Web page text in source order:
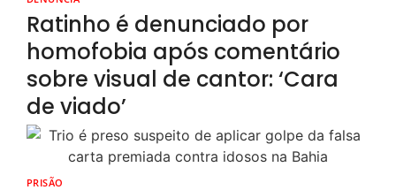
Ratinho é denunciado por
homofobia após comentário
sobre visual de cantor: ‘Cara
de viado’
PRISÃO